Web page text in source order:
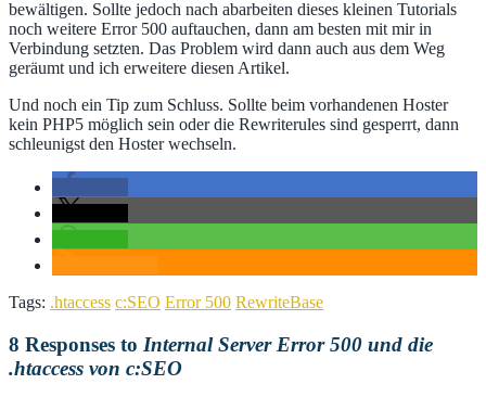
bewältigen. Sollte jedoch nach abarbeiten dieses kleinen Tutorials
noch weitere Error 500 auftauchen, dann am besten mit mir in
Verbindung setzten. Das Problem wird dann auch aus dem Weg
geräumt und ich erweitere diesen Artikel.
Und noch ein Tip zum Schluss. Sollte beim vorhandenen Hoster
kein PHP5 möglich sein oder die Rewriterules sind gesperrt, dann
schleunigst den Hoster wechseln.
Tags: .htaccess c:SEO Error 500 RewriteBase
8 Responses to Internal Server Error 500 und die
.htaccess von c:SEO